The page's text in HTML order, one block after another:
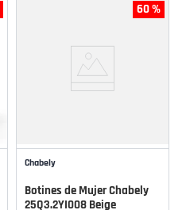
60 %
Chabely
Botines de Mujer Chabely
25Q3.2YI008 Beige